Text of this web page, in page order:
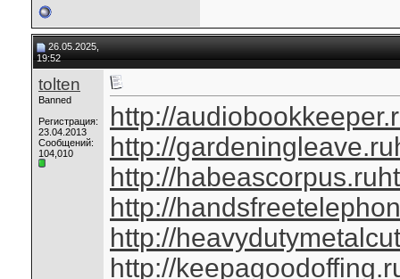
26.05.2025,
19:52
tolten
Banned
Регистрация:
23.04.2013
Сообщений:
104,010
http://
http://gardeningleave.ru
http://habeascorpus.ru
http://
http://
http://